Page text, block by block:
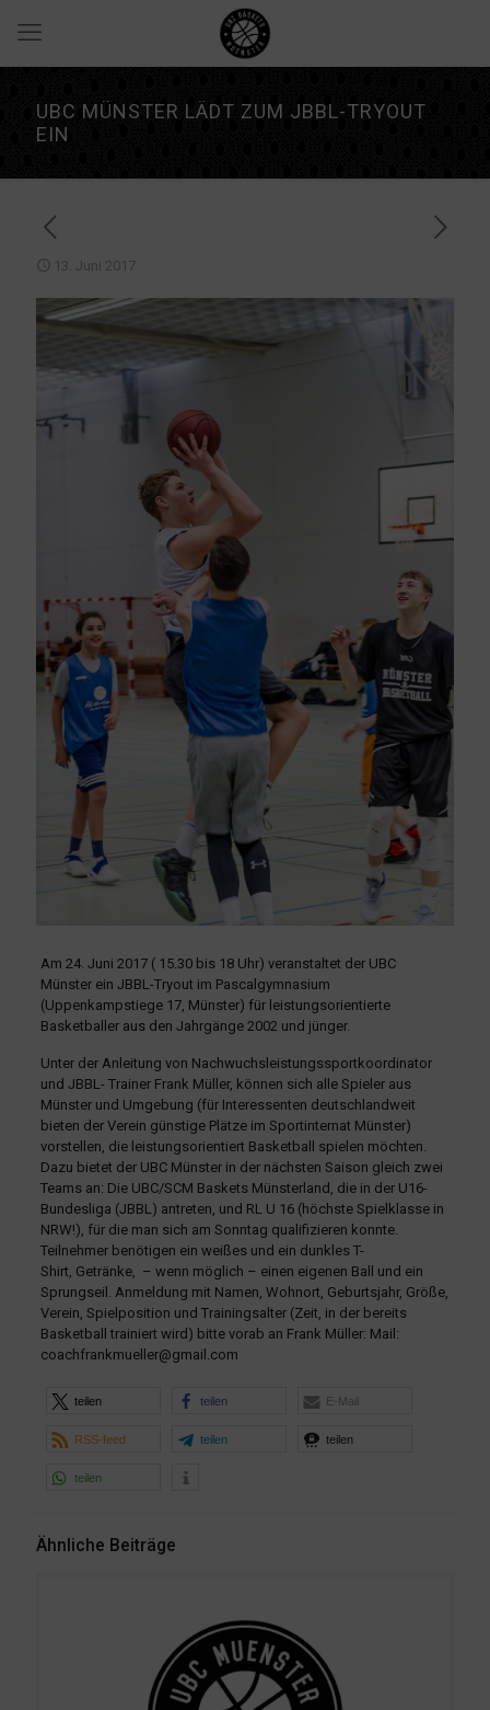
UBC MÜNSTER LÄDT ZUM JBBL-TRYOUT
EIN
13. Juni 2017
Am 24. Juni 2017 ( 15.30 bis 18 Uhr) veranstaltet der UBC
Münster ein JBBL-Tryout im Pascalgymnasium
(Uppenkampstiege 17, Münster) für leistungsorientierte
Basketballer aus den Jahrgänge 2002 und jünger.
Unter der Anleitung von Nachwuchsleistungssportkoordinator
und JBBL- Trainer Frank Müller, können sich alle Spieler aus
Münster und Umgebung (für Interessenten deutschlandweit
bieten der Verein günstige Plätze im Sportinternat Münster)
vorstellen, die leistungsorientiert Basketball spielen möchten.
Dazu bietet der UBC Münster in der nächsten Saison gleich zwei
Teams an: Die UBC/SCM Baskets Münsterland, die in der U16-
Bundesliga (JBBL) antreten, und RL U 16 (höchste Spielklasse in
NRW!), für die man sich am Sonntag qualifizieren konnte.
Teilnehmer benötigen ein weißes und ein dunkles T-
Shirt, Getränke, – wenn möglich – einen eigenen Ball und ein
Sprungseil. Anmeldung mit Namen, Wohnort, Geburtsjahr, Größe,
Verein, Spielposition und Trainingsalter (Zeit, in der bereits
Basketball trainiert wird) bitte vorab an Frank Müller: Mail:
coachfrankmueller@gmail.com
teilen teilen E-Mail
RSS-feed teilen teilen
teilen
Ähnliche Beiträge